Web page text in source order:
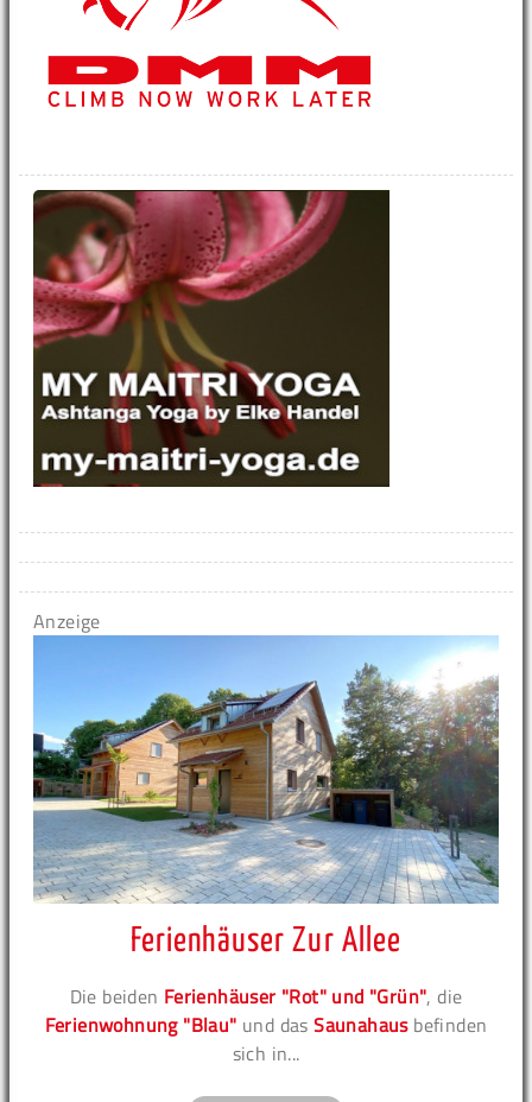
Anzeige
Ferienhäuser Zur Allee
Die beiden Ferienhäuser "Rot" und "Grün", die
Ferienwohnung "Blau" und dasSaunahausbefinden
sich in...